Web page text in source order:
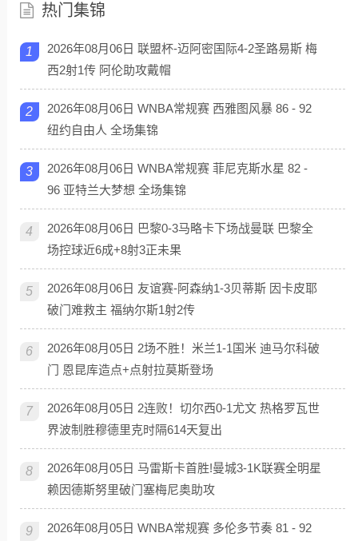
热门集锦
1
2026年08月06日 联盟杯-迈阿密国际4-2圣路易斯 梅
西2射1传 阿伦助攻戴帽
2
2026年08月06日 WNBA常规赛 西雅图风暴 86 - 92
纽约自由人 全场集锦
3
2026年08月06日 WNBA常规赛 菲尼克斯水星 82 -
96 亚特兰大梦想 全场集锦
4
2026年08月06日 巴黎0-3马略卡下场战曼联 巴黎全
场控球近6成+8射3正未果
5
2026年08月06日 友谊赛-阿森纳1-3贝蒂斯 因卡皮耶
破门难救主 福纳尔斯1射2传
6
2026年08月05日 2场不胜！米兰1-1国米 迪马尔科破
门 恩昆库造点+点射拉莫斯登场
7
2026年08月05日 2连败！切尔西0-1尤文 热格罗瓦世
界波制胜穆德里克时隔614天复出
8
2026年08月05日 马雷斯卡首胜!曼城3-1K联赛全明星
赖因德斯努里破门塞梅尼奥助攻
9
2026年08月05日 WNBA常规赛 多伦多节奏 81 - 92